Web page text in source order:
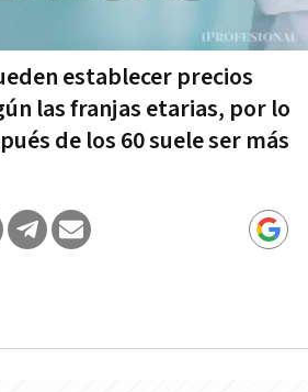
establecer precios
las franjas etarias, por lo
de los 60 suele ser más